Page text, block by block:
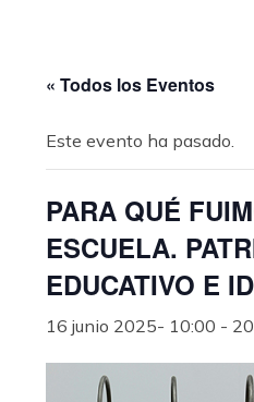
« Todos los Eventos
Este evento ha pasado.
PARA QUÉ
ESCUELA.
EDUCATIVO E
16 junio 2025- 10:00 -